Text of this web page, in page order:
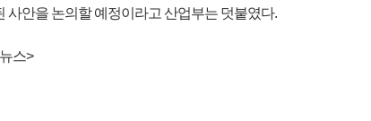
사안을 논의할 예정이라고 산업부는 덧붙였다.
스>